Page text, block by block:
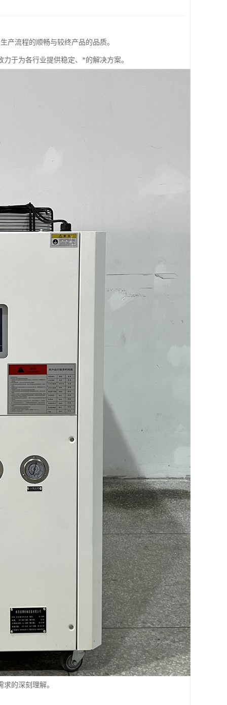
产流程的顺畅与较终产品的品质。
于为各行业提供稳定、*的解决方案。
的深刻理解。